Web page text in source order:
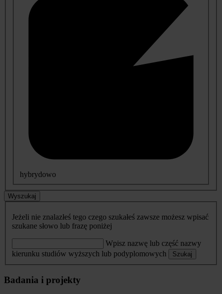
hybrydowo
Wyszukaj
Jeżeli nie znalazłeś tego czego szukałeś zawsze możesz wpisać
szukane słowo lub frazę poniżej
Wpisz nazwę lub część nazwy
kierunku studiów wyższych lub podyplomowych
Szukaj
Badania i projekty